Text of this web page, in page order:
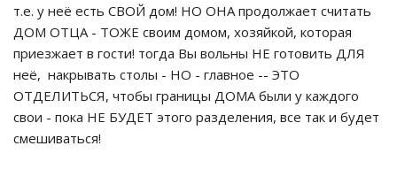
т.е. у неё есть СВОЙ дом! НО ОНА продолжает считать
ДОМ ОТЦА - ТОЖЕ своим домом, хозяйкой, которая
приезжает в гости! тогда Вы вольны НЕ готовить ДЛЯ
неё, накрывать столы - НО - главное -- ЭТО
ОТДЕЛИТЬСЯ, чтобы границы ДОМА были у каждого
свои - пока НЕ БУДЕТ этого разделения, все так и будет
смешиваться!